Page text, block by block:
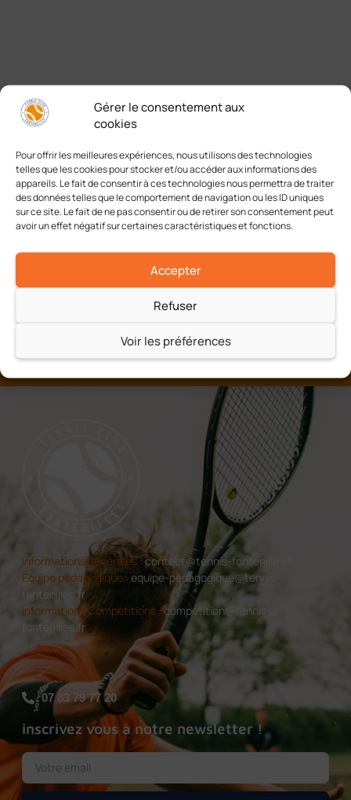
Gérer le consentement aux
cookies
Pour offrir les meilleures expériences, nous utilisons des technologies
telles que les cookies pour stocker et/ou accéder aux informations des
appareils. Le fait de consentir à ces technologies nous permettra de traiter
des données telles que le comportement de navigation ou les ID uniques
sur ce site. Le fait de ne pas consentir ou de retirer son consentement peut
avoir un effet négatif sur certaines caractéristiques et fonctions.
Accepter
Refuser
Voir les préférences
Ajouter au calendrier
Challenge Edouard Touquet
Garçons 12 ans
Trophée Jeunes CE
15/16 G
Jeu, Set et Match !
A chacun son tennis
Informations générales :contact@tennis-fontenilles.fr
Équipe pédagogique : equipe-pedagogique@tennis-
fontenilles.fr
Informations Compétitions :competition@tennis-
fontenilles.fr
07 83 79 77 20
inscrivez vous à notre newsletter !